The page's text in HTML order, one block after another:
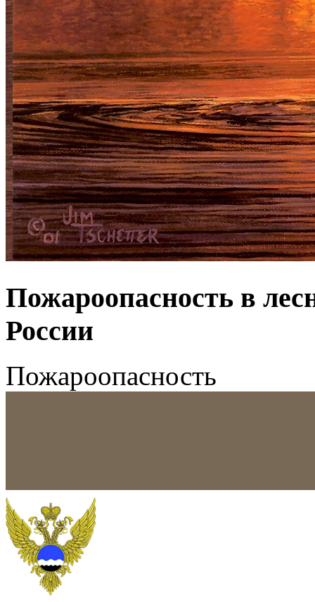
Пожароопасность в
России
Пожароопасность